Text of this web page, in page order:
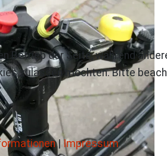
Betrieb der Seite, während
zulassen möchten. Bitte
| Impressum